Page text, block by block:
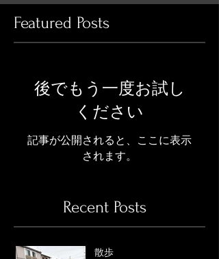
Featured Posts
後でもう一度お試し
ください
記事が公開されると、ここに表示
されます。
Recent Posts
散歩